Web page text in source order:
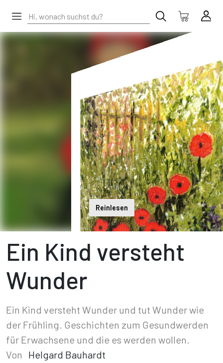
Reinlesen
Ein Kind versteht
Wunder
Ein Kind versteht Wunder und tut Wunder wie
der Frühling. Geschichten zum Gesundwerden
für Erwachsene und die es werden wollen.
Von
Helgard Bauhardt